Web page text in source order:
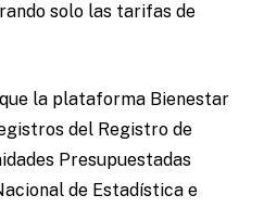
solo las tarifas de
que la plataforma Bienestar
del Registro de
Presupuestadas
de Estadística e